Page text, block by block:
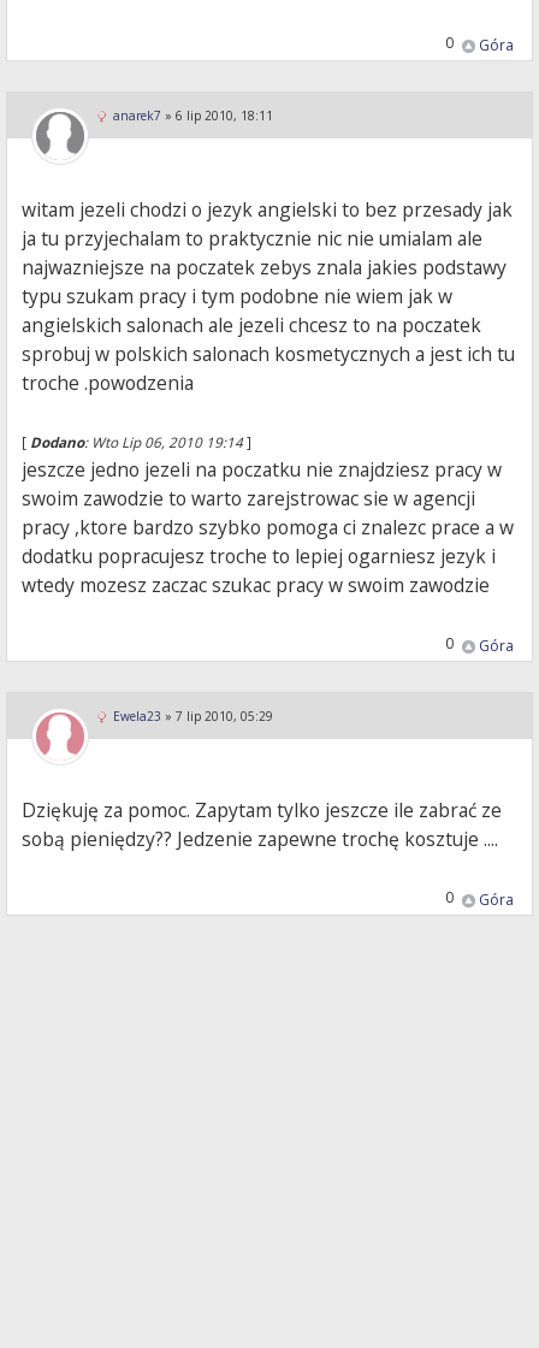
Góra
0
anarek7 » 6 lip 2010, 18:11
witam jezeli chodzi o jezyk angielski to bez przesady jak
ja tu przyjechalam to praktycznie nic nie umialam ale
najwazniejsze na poczatek zebys znala jakies podstawy
typu szukam pracy i tym podobne nie wiem jak w
angielskich salonach ale jezeli chcesz to na poczatek
sprobuj w polskich salonach kosmetycznych a jest ich tu
troche .powodzenia
[ Dodano: Wto Lip 06, 2010 19:14]
jeszcze jedno jezeli na poczatku nie znajdziesz pracy w
swoim zawodzie to warto zarejstrowac sie w agencji
pracy ,ktore bardzo szybko pomoga ci znalezc prace a w
dodatku popracujesz troche to lepiej ogarniesz jezyk i
wtedy mozesz zaczac szukac pracy w swoim zawodzie
Góra
0
Ewela23 » 7 lip 2010, 05:29
Dziękuję za pomoc. Zapytam tylko jeszcze ile zabrać ze
sobą pieniędzy?? Jedzenie zapewne trochę kosztuje ....
Góra
0